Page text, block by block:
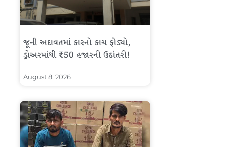
જૂની અદાવતમાં કારનો કાચ ફોડ્યો,
ડ્રોઅરમાંથી ₹50 હજારની ઉઠાંતરી!
August 8, 2026